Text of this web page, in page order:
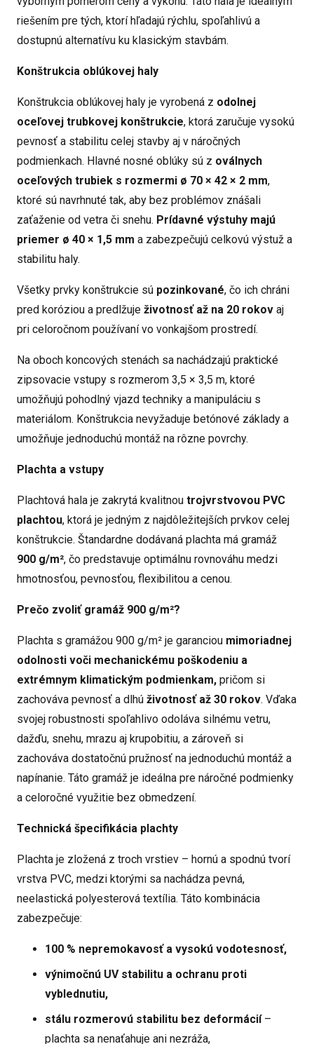
riešením pre tých, ktorí hľadajú rýchlu, spoľahlivú a
dostupnú alternatívu ku klasickým stavbám.
Konštrukcia oblúkovej haly
Konštrukcia oblúkovej haly je vyrobená z odolnej
oceľovej trubkovej konštrukcie, ktorá zaručuje vysokú
pevnosť a stabilitu celej stavby aj v náročných
podmienkach. Hlavné nosné oblúky sú z oválnych
oceľových trubiek s rozmermi ø 70 × 42 × 2 mm,
ktoré sú navrhnuté tak, aby bez problémov znášali
zaťaženie od vetra či snehu. Prídavné výstuhy majú
priemer ø 40 × 1,5 mm a zabezpečujú celkovú výstuž a
stabilitu haly.
Všetky prvky konštrukcie sú pozinkované, čo ich chráni
pred koróziou a predlžuje životnosť až na 20 rokov aj
pri celoročnom používaní vo vonkajšom prostredí.
Na oboch koncových stenách sa nachádzajú praktické
zipsovacie vstupy s rozmerom 3,5 × 3,5 m, ktoré
umožňujú pohodlný vjazd techniky a manipuláciu s
materiálom. Konštrukcia nevyžaduje betónové základy a
umožňuje jednoduchú montáž na rôzne povrchy.
Plachta a vstupy
Plachtová hala je zakrytá kvalitnou trojvrstvovou PVC
plachtou, ktorá je jedným z najdôležitejších prvkov celej
konštrukcie. Štandardne dodávaná plachta má gramáž
900 g/m², čo predstavuje optimálnu rovnováhu medzi
hmotnosťou, pevnosťou, flexibilitou a cenou.
Prečo zvoliť gramáž 900 g/m²?
Plachta s gramážou 900 g/m² je garanciou mimoriadnej
odolnosti voči mechanickému poškodeniu a
extrémnym klimatickým podmienkam, pričom si
zachováva pevnosť a dlhú životnosť až 30 rokov. Vďaka
svojej robustnosti spoľahlivo odoláva silnému vetru,
dažďu, snehu, mrazu aj krupobitiu, a zároveň si
zachováva dostatočnú pružnosť na jednoduchú montáž a
napínanie. Táto gramáž je ideálna pre náročné podmienky
a celoročné využitie bez obmedzení.
Technická špecifikácia plachty
Plachta je zložená z troch vrstiev – hornú a spodnú tvorí
vrstva PVC, medzi ktorými sa nachádza pevná,
neelastická polyesterová textília. Táto kombinácia
zabezpečuje:
100 % nepremokavosť a vysokú vodotesnosť,
výnimočnú UV stabilitu a ochranu proti
vyblednutiu,
stálu rozmerovú stabilitu bez deformácií–
plachta sa nenaťahuje ani nezráža,